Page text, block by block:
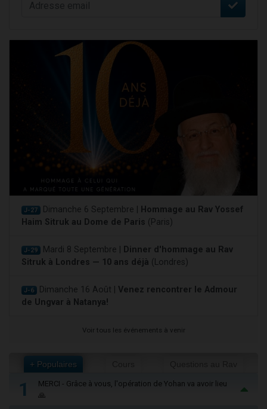
J-27 Dimanche 6 Septembre |
Hommage au Rav Yossef
Haim Sitruk au Dome de Paris (Paris)
J-29 Mardi 8 Septembre |
Dinner d'hommage au Rav
Sitruk à Londres — 10 ans déjà (Londres)
J-6 Dimanche 16 Août | Venez rencontrer le Admour
de Ungvar à Natanya!
Voir tous les événements à venir
+ Populaires
1
MERCI - Grâce à vous, l'opération de Yohan va avoir lieu
🙏